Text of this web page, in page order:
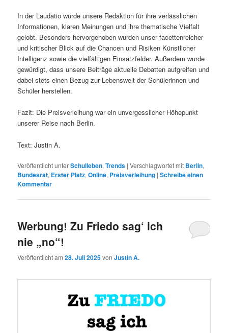
In der Laudatio wurde unsere Redaktion für ihre verlässlichen
Informationen, klaren Meinungen und ihre thematische Vielfalt
gelobt. Besonders hervorgehoben wurden unser facettenreicher
und kritischer Blick auf die Chancen und Risiken Künstlicher
Intelligenz sowie die vielfältigen Einsatzfelder. Außerdem wurde
gewürdigt, dass unsere Beiträge aktuelle Debatten aufgreifen und
dabei stets einen Bezug zur Lebenswelt der Schülerinnen und
Schüler herstellen.
Fazit: Die Preisverleihung war ein unvergesslicher Höhepunkt
unserer Reise nach Berlin.
Text: Justin A.
Veröffentlicht unterSchulleben,Trends |Verschlagwortet mit Berlin,
Bundesrat, Erster Platz,Online, Preisverleihung |Schreibe einen
Kommentar
Werbung! Zu Friedo sag‘ ich
nie „no“!
Veröffentlicht am28. Juli 2025vonJustin A.